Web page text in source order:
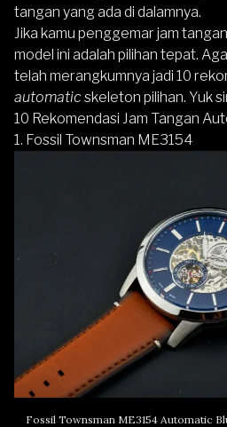
tangan yang ada di dalamnya.
Jika kamu penggemar jam
model ini adalah pilihan tepat.
telah merangkumnya jadi 10
automatic skeleton pilihan. Yuk
10 Rekomendasi Jam Tangan
1. Fossil Townsman ME3154
Fossil Townsman ME3154 Automatic